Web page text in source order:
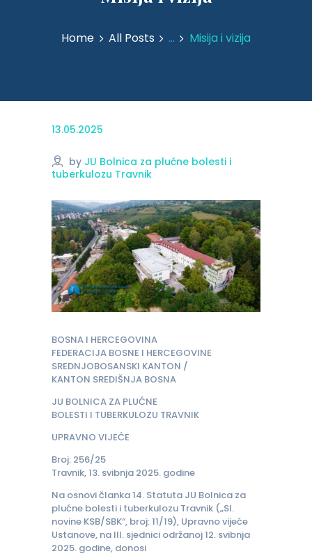
Home All Posts ... Misija i vizija
13.05.2025
by JU Bolnica za plućne bolesti i
tuberkulozu Travnik
BOSNA I HERCEGOVINA
FEDERACIJA BOSNE I HERCEGOVINE
SREDNJOBOSANSKI KANTON /
KANTON SREDIŠNJA BOSNA
JU BOLNICA ZA PLUĆNE
BOLESTI I TUBERKULOZU TRAVNIK
UPRAVNO VIJEĆE
Broj: 256/25
Travnik, 13. svibnja 2025. godine
Na osnovi članka 14. Statuta JU Bolnica za
plućne bolesti i tuberkulozu Travnik („Sl.
novine KSB/SBK“, broj: 11/19), Upravno vijeće
Ustanove, na III. sjednici održanoj 12. svibnja
2025. godine, donosi